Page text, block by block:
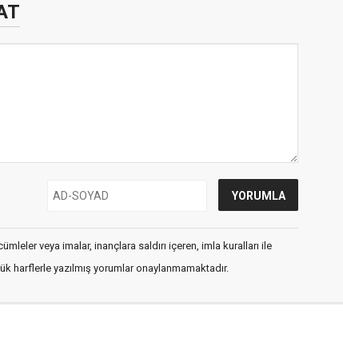
veya imalar, inançlara saldırı içeren, imla kuralları ile
harflerle yazılmış yorumlar onaylanmamaktadır.